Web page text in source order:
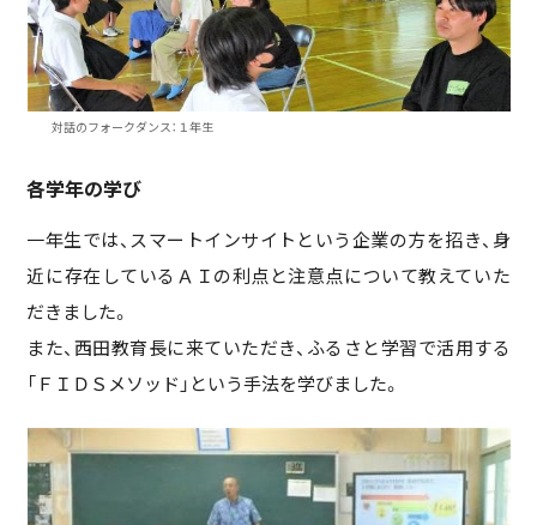
対話のフォークダンス：１年生
各学年の学び
一年生では、スマートインサイトという企業の方を招き、身
近に存在しているＡＩの利点と注意点について教えていた
だきました。
また、西田教育長に来ていただき、ふるさと学習で活用する
「ＦＩＤＳメソッド」という手法を学びました。